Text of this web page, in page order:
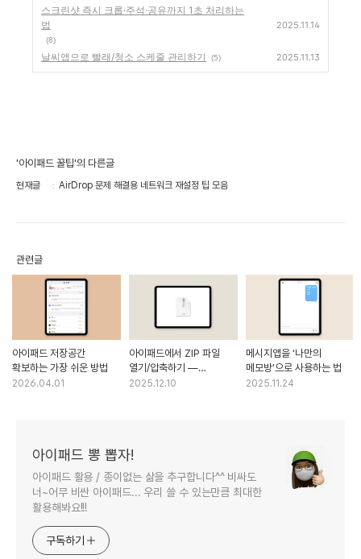
스크린샷 즉시 크롭·주석·공유까지 1초 처리하는
법
(8)
2025.11.14
날씨앱으로 빨래/청소 스케줄 관리하기 (5) 2025.11.13
'아이패드 꿀팁'의 다른글
현재글 AirDrop 문제 해결용 네트워크 재설정 팁 모음
관련글
아이패드 저장공간
확보하는 가장 쉬운 방법
2026.04.01
아이패드에서 ZIP 파일
열기/압축하기 —
파일앱만으로 10초 해결
2025.12.10
메시지앱을 ‘나만의
메모방’으로 사용하는 법
2025.11.24
아이패드 뽕 뽑자!
아이패드 활용 / 종이없는 삶을 추구합니다^^ 비싸도
너~어무 비싼 아이패드... 우리 쓸 수 있는만큼 최대한
활용해봐요!!!
구독하기